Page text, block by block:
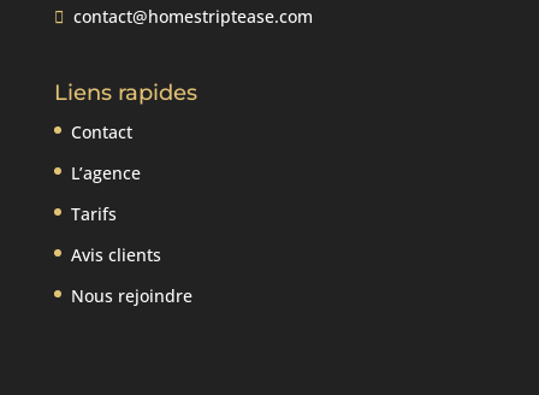
contact@homestriptease.com
Liens rapides
Contact
L’agence
Tarifs
Avis clients
Nous rejoindre